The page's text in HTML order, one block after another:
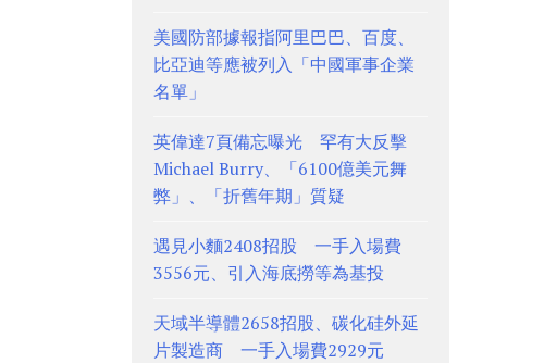
美國防部據報指阿里巴巴、百度、
比亞迪等應被列入「中國軍事企業
名單」
英偉達7頁備忘曝光 罕有大反擊
Michael Burry、「6100億美元舞
弊」、「折舊年期」質疑
遇見小麵2408招股 一手入場費
3556元、引入海底撈等為基投
天域半導體2658招股、碳化硅外延
片製造商 一手入場費2929元